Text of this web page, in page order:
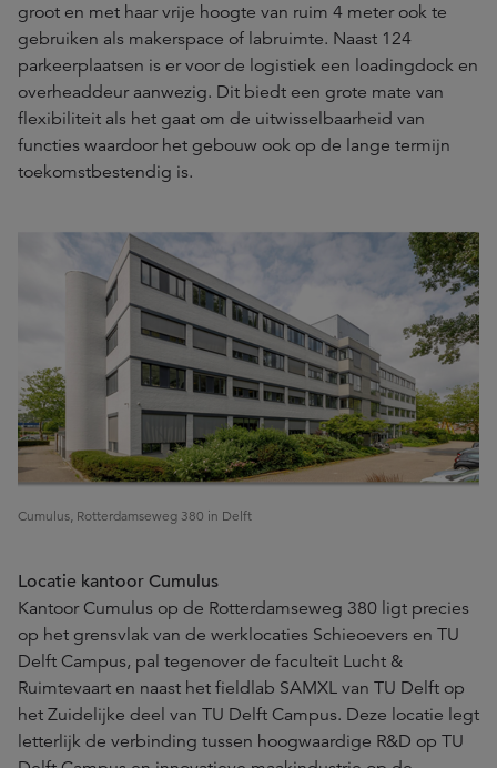
groot en met haar vrije hoogte van ruim 4 meter ook te
gebruiken als makerspace of labruimte. Naast 124
parkeerplaatsen is er voor de logistiek een loadingdock en
overheaddeur aanwezig. Dit biedt een grote mate van
flexibiliteit als het gaat om de uitwisselbaarheid van
functies waardoor het gebouw ook op de lange termijn
toekomstbestendig is.
Cumulus, Rotterdamseweg 380 in Delft
Locatie kantoor Cumulus
Kantoor Cumulus op de Rotterdamseweg 380 ligt precies
op het grensvlak van de werklocaties Schieoevers en TU
Delft Campus, pal tegenover de faculteit Lucht &
Ruimtevaart en naast het fieldlab SAMXL van TU Delft op
het Zuidelijke deel van TU Delft Campus. Deze locatie legt
letterlijk de verbinding tussen hoogwaardige R&D op TU